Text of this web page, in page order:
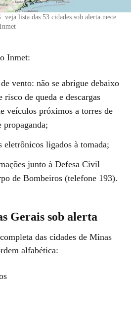
veja lista das 53 cidades sob alerta neste
Inmet:
vento: não se abrigue debaixo
de queda e descargas
veículos próximos a torres de
propaganda;
eletrônicos ligados à tomada;
junto à Defesa Civil
de Bombeiros (telefone 193).
Gerais sob alerta
das cidades de Minas
alfabética: